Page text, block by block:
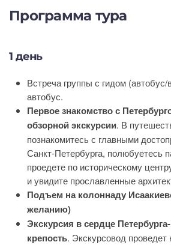
Программа тура
1 день
Встреча группы с гидом
автобус.
Первое знакомство с
обзорной экскурсии. В
познакомитесь с главными
Санкт-Петербурга, полюбуетесь
проедете по историческому
и увидите прославленные
Подъем на колоннаду
желанию)
Экскурсия в сердце
крепость. Экскурсовод проведет